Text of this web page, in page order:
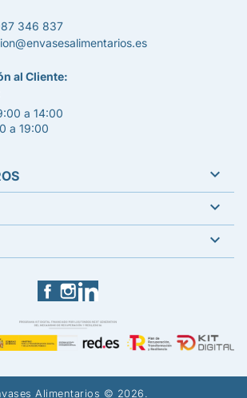
Facebook
346 837
al Cliente:
a 14:00
a 19:00



Alimentarios © 2026.